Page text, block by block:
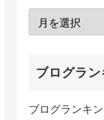
ブログラ
ブログランキ